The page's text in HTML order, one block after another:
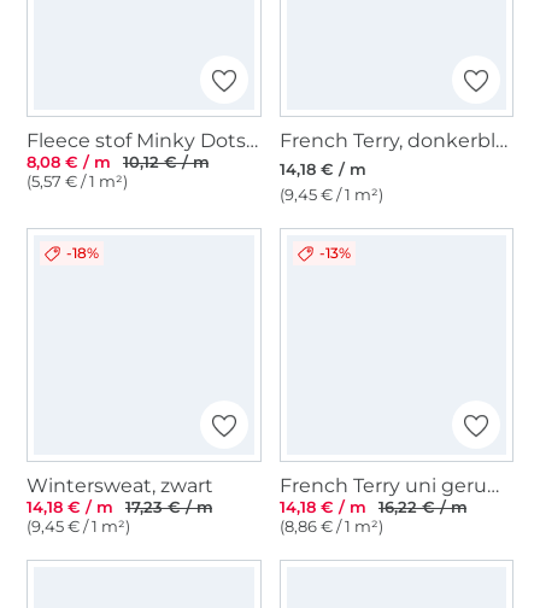
Fleece stof Minky Dots, aquablauw
8,08 € / m
10,12 € / m
(5,57 € / 1 m²)
French Terry, donkerblauw
14,18 € / m
(9,45 € / 1 m²)
-18%
Wintersweat, zwart
14,18 € / m
17,23 € / m
(9,45 € / 1 m²)
-13%
French Terry uni geruwd, indigoblauw
14,18 € / m
16,22 € / m
(8,86 € / 1 m²)